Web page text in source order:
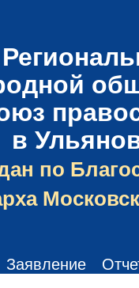
в
по
Заявление